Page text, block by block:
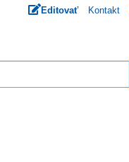
Editovať Kontakt